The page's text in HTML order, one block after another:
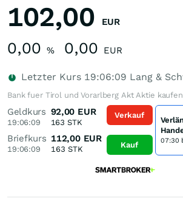
102,00 EUR
0,00 % 0,00 EUR
Letzter Kurs 19:06:09 Lang &
Bank fuer Tirol und Vorarlberg Akt Aktie kaufen
Geldkurs
19:06:09
92,00 EUR
163 STK
Briefkurs
19:06:09
112,00 EUR
163 STK
Verkauf
Kauf 07:30